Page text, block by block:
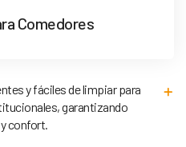
Comedores
y fáciles de limpiar para
garantizando
confort.